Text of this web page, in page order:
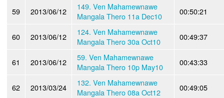
59 2013/06/12
149. Ven Mahamewnawe
Mangala Thero 11a Dec10
00:50:21
60 2013/06/12
124. Ven Mahamewnawe
Mangala Thero 30a Oct10
00:49:37
61 2013/06/12
59. Ven Mahamewnawe
Mangala Thero 10p May10
00:43:33
62 2013/03/24
132. Ven Mahamewnawe
Mangala Thero 08a Oct12
00:49:05